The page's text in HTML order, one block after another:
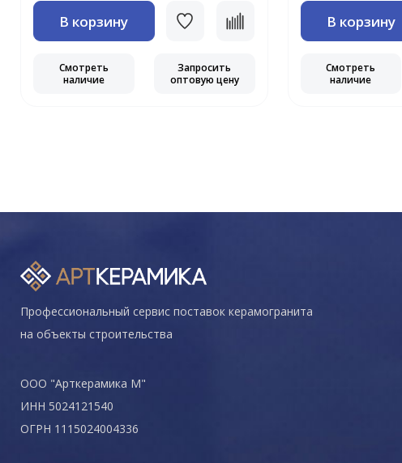
В корзину
Смотреть
наличие
Запросить
оптовую цену
В корзину
Смотреть
наличие
Профессиональный сервис поставок керамогранита
на объекты строительства
ООО "Арткерамика М"
ИНН 5024121540
ОГРН 1115024004336